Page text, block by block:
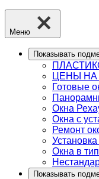
Меню
Показывать
ЦЕНЫ НА
Готовые
Окна
Окна с
Ремонт
Окна в
Показывать